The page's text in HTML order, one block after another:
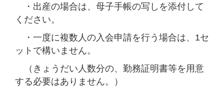
・出産の場合は、母子手帳の写しを添付して
ください。
・一度に複数人の入会申請を行う場合は、1セ
ットで構いません。
（きょうだい人数分の、勤務証明書等を用意
する必要はありません。）